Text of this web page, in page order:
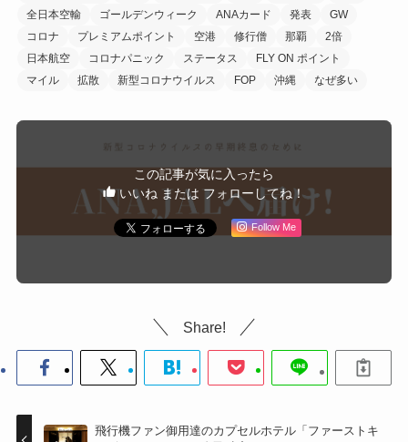
全日本空輸
ゴールデンウィーク ANAカード 発表
GW
コロナ
プレミアムポイント 空港 修行僧 那覇
2倍
日本航空
コロナパニック ステータス
FLY ON ポイント
マイル
拡散 新型コロナウイルス FOP 沖縄 なぜ多い
この記事が気に入ったら
いいね または フォローしてね！
Follow Me
Share!
飛行機ファン御用達のカプセルホテル「ファーストキ